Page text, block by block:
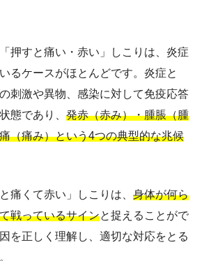
押すと痛い・赤い」しこりは、炎症
るケースがほとんどです。炎症と
刺激や異物、感染に対して免疫応答
態であり、 発赤（赤み）・腫脹（腫
（痛み）という4つの典型的な兆候
痛くて赤い」しこりは、 身体が何ら
戦っているサインと捉えることがで
を正しく理解し、適切な対応をとる